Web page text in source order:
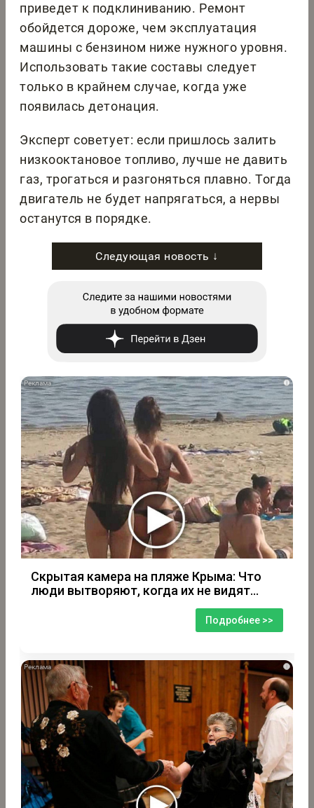
приведет к подклиниванию. Ремонт
обойдется дороже, чем эксплуатация
машины с бензином ниже нужного уровня.
Использовать такие составы следует
только в крайнем случае, когда уже
появилась детонация.
Эксперт советует: если пришлось залить
низкооктановое топливо, лучше не давить
газ, трогаться и разгоняться плавно. Тогда
двигатель не будет напрягаться, а нервы
останутся в порядке.
Следующая новость ↓
i
Скрытая камера на пляже Крыма: Что
люди вытворяют, когда их не видят...
Подробнее >>
i